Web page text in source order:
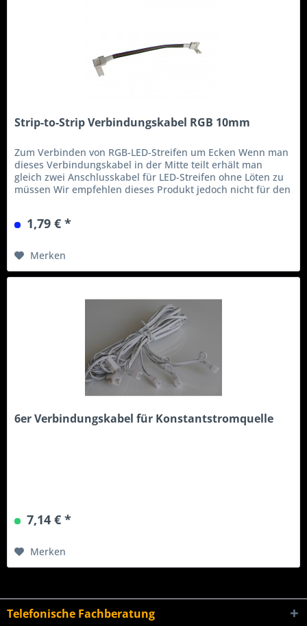
Strip-to-Strip Verbindungskabel RGB 10mm
Zum Verbinden von RGB-LED-Streifen um Ecken Wenn man
dieses Verbindungskabel in der Mitte teilt erhält man
gleich zwei Anschlusskabel für LED-Streifen ohne Löten zu
müssen Wir empfehlen dieses Produkt jedoch nicht für den
1,79 € *
Merken
6er Verbindungskabel für Konstantstromquelle
7,14 € *
Merken
Telefonische Fachberatung